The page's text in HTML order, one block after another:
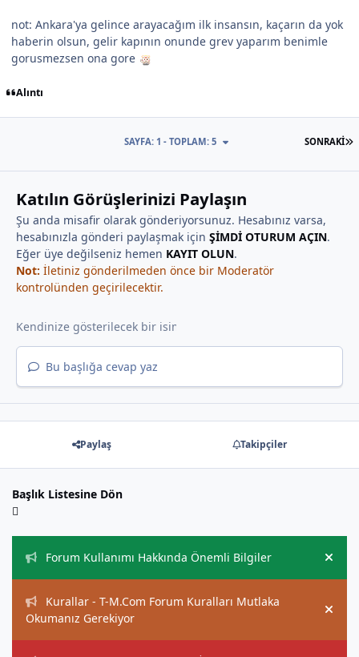
not: Ankara'ya gelince arayacağım ilk insansın, kaçarın da yok
haberin olsun, gelir kapının onunde grev yaparım benimle
gorusmezsen ona gore
Alıntı
SONRAKI
SAYFA: 1 - TOPLAM: 5
Katılın Görüşlerinizi Paylaşın
Şu anda misafir olarak gönderiyorsunuz. Hesabınız varsa,
hesabınızla gönderi paylaşmak için ŞİMDİ OTURUM AÇIN.
Eğer üye değilseniz hemen KAYIT OLUN.
Not: İletiniz gönderilmeden önce bir Moderatör
kontrolünden geçirilecektir.
Bu başlığa cevap yaz
Paylaş Takipçiler
Başlık Listesine Dön
Forum Kullanımı Hakkında Önemli Bilgiler
Hide
Kurallar - T-M.Com Forum Kuralları Mutlaka
Okumanız Gerekiyor
Hide